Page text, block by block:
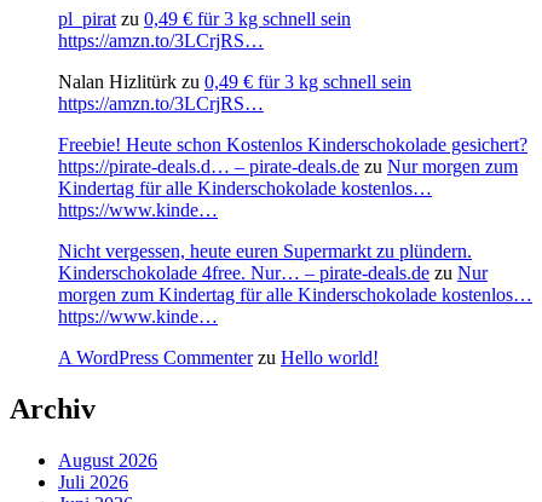
pl_pirat zu 0,49 € für 3 kg schnell sein
https://amzn.to/3LCrjRS…
Nalan Hizlitürk zu 0,49 € für 3 kg schnell sein
https://amzn.to/3LCrjRS…
Freebie! Heute schon Kostenlos Kinderschokolade gesichert?
https://pirate-deals.d… – pirate-deals.de zu Nur morgen zum
Kindertag für alle Kinderschokolade kostenlos…
https://www.kinde…
Nicht vergessen, heute euren Supermarkt zu plündern.
Kinderschokolade 4free. Nur… – pirate-deals.de zu Nur
morgen zum Kindertag für alle Kinderschokolade kostenlos…
https://www.kinde…
A WordPress Commenterzu Hello world!
Archiv
August 2026
Juli 2026